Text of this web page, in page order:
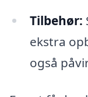
Tilbehør:
ekstra
også